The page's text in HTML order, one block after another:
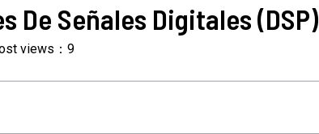
De Señales Digitales (DSP)
views：9